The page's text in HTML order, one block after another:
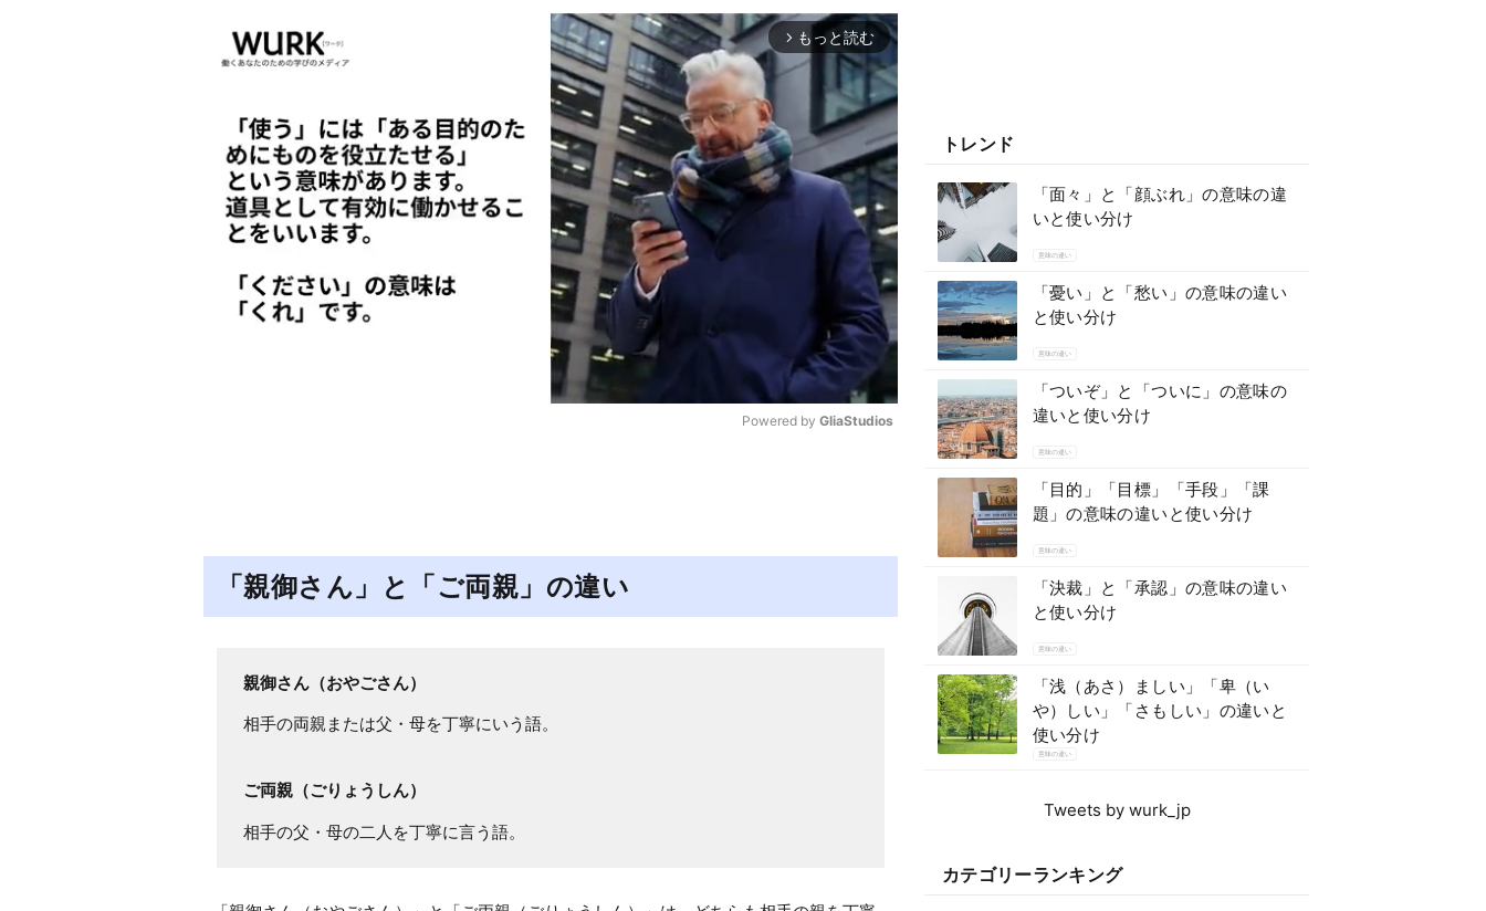
arrow_forward_ios もっと読む
Powered by GliaStudios
「親御さん」と「ご両親」の違い
親御さん（おやごさん）
相手の両親または父・母を丁寧にいう語。
ご両親（ごりょうしん）
相手の父・母の二人を丁寧に言う語。
トレンド
「面々」と「顔ぶれ」の意味の違
いと使い分け
意味の違い
「憂い」と「愁い」の意味の違い
と使い分け
意味の違い
「ついぞ」と「ついに」の意味の
違いと使い分け
意味の違い
「目的」「目標」「手段」「課
題」の意味の違いと使い分け
意味の違い
「決裁」と「承認」の意味の違い
と使い分け
意味の違い
「浅（あさ）ましい」「卑（い
や）しい」「さもしい」の違いと
使い分け
意味の違い
Tweets by wurk_jp
カテゴリーランキング